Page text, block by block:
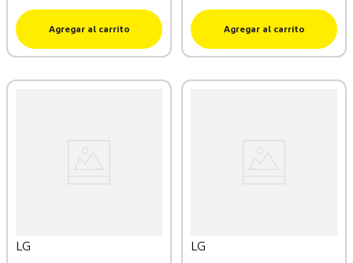
Agregar al carrito Agregar al carrito
LG LG